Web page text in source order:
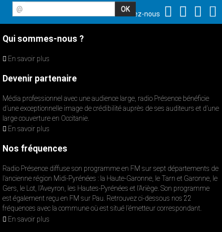
@
Suivez-nous
Qui sommes-nous ?
En savoir plus
Devenir partenaire
Média professionnel avec une audience large, radio Présence bénéficie
d’une exceptionnelle image de crédibilité auprès de ses auditeurs et d’une
large couverture en Occitanie.
En savoir plus
Nos fréquences
Radio Présence diffuse son programme en FM sur sept départements de
l’ancienne région Midi-Pyrénées : la Haute-Garonne, le Tarn et Garonne, le
Gers, le Lot, l’Aveyron, les Hautes-Pyrénées et l’Ariège. Son programme
est également reçu en FM sur Pau. Retrouvez ci-dessous nos 22
fréquences avec la commune où est situé l’émetteur correspondant.
En savoir plus